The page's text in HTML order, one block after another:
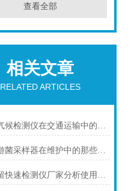
查看全部
相关文章
RELATED ARTICLES
微小型气候检测仪在交通运输中的应用前景
空气浮游菌采样器在维护中的那些小窍门
药物残留快速检测仪厂家分析使用农药易产生的安全问题